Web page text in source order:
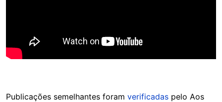
Publicações semelhantes foram verificadas pelo Aos